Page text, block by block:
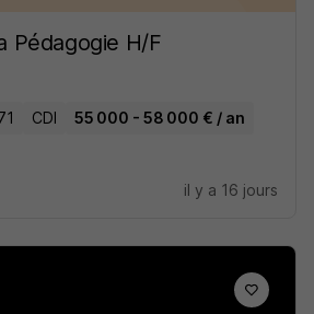
Pédagogie H/F
CDI 55 000 - 58 000 € / an
il y a 16 jours